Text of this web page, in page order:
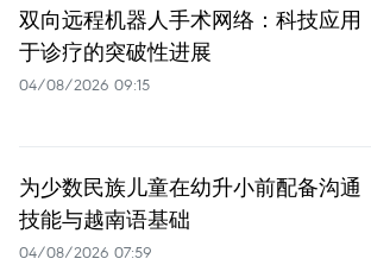
双向远程机器人手术网络：科技应用
于诊疗的突破性进展
04/08/2026 09:15
为少数民族儿童在幼升小前配备沟通
技能与越南语基础
04/08/2026 07:59